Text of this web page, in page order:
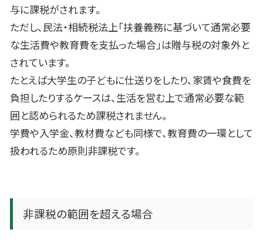
与に課税がされます。
ただし、民法・相続税法上「扶養義務に基づいて通常必要
な生活費や教育費を支払った場合」は贈与税の対象外と
されています。
たとえば大学生の子どもに仕送りをしたり、家賃や食費を
負担したりするケースは、生活を営む上で通常必要な範
囲と認められるため課税されません。
学費や入学金、教材費なども同様で、教育費の一環として
扱われるため原則非課税です。
非課税の範囲を超える場合